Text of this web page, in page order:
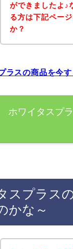
ができましたよ♪
る方は下記ペー
か？
ラスの商品を今
ホワイタスプ
スプラス
かな～